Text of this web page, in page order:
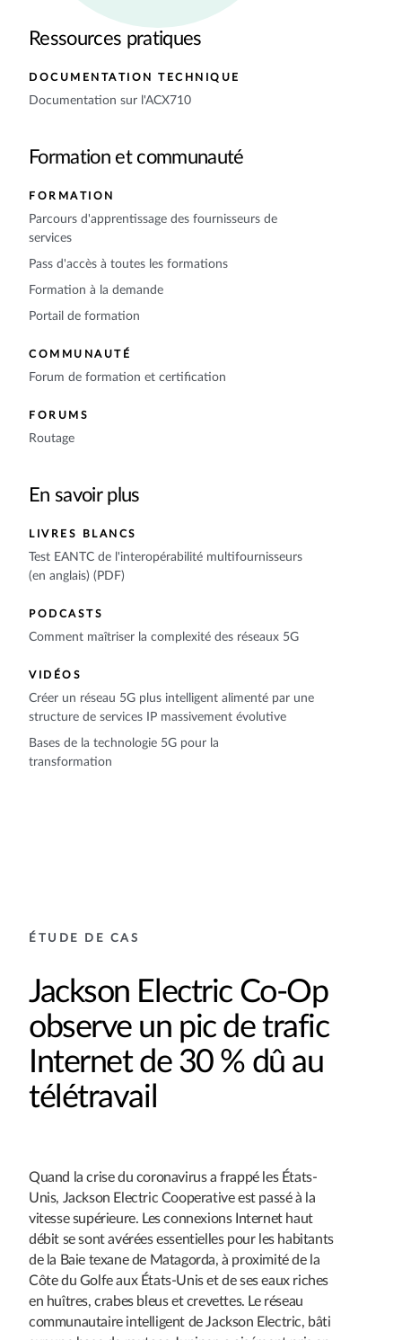
Ressources pratiques
DOCUMENTATION TECHNIQUE
Documentation sur l'ACX710
Formation et communauté
FORMATION
Parcours d'apprentissage des fournisseurs de
services
Pass d'accès à toutes les formations
Formation à la demande
Portail de formation
COMMUNAUTÉ
Forum de formation et certification
FORUMS
Routage
En savoir plus
LIVRES BLANCS
Test EANTC de l'interopérabilité multifournisseurs
(en anglais) (PDF)
PODCASTS
Comment maîtriser la complexité des réseaux 5G
VIDÉOS
Créer un réseau 5G plus intelligent alimenté par une
structure de services IP massivement évolutive
Bases de la technologie 5G pour la
transformation
ÉTUDE DE CAS
Jackson Electric Co-Op
observe un pic de trafic
Internet de 30 % dû au
télétravail
Quand la crise du coronavirus a frappé les États-
Unis, Jackson Electric Cooperative est passé à la
vitesse supérieure. Les connexions Internet haut
débit se sont avérées essentielles pour les habitants
de la Baie texane de Matagorda, à proximité de la
Côte du Golfe aux États-Unis et de ses eaux riches
en huîtres, crabes bleus et crevettes. Le réseau
communautaire intelligent de Jackson Electric, bâti